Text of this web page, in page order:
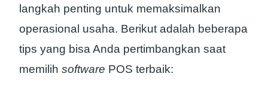
langkah penting untuk memaksimalkan
operasional usaha. Berikut adalah beberapa
tips yang bisa Anda pertimbangkan saat
memilih software POS terbaik: